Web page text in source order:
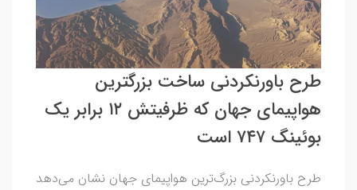
طرح باورنکردنی ساخت بزرگترین
هواپیمای جهان که ظرفیتش ۱۲ برابر یک
بوئینگ ۷۴۷ است
طرح‌ باورنکردنی بزرگ‌ترین هواپیمای جهان نشان می‌دهد